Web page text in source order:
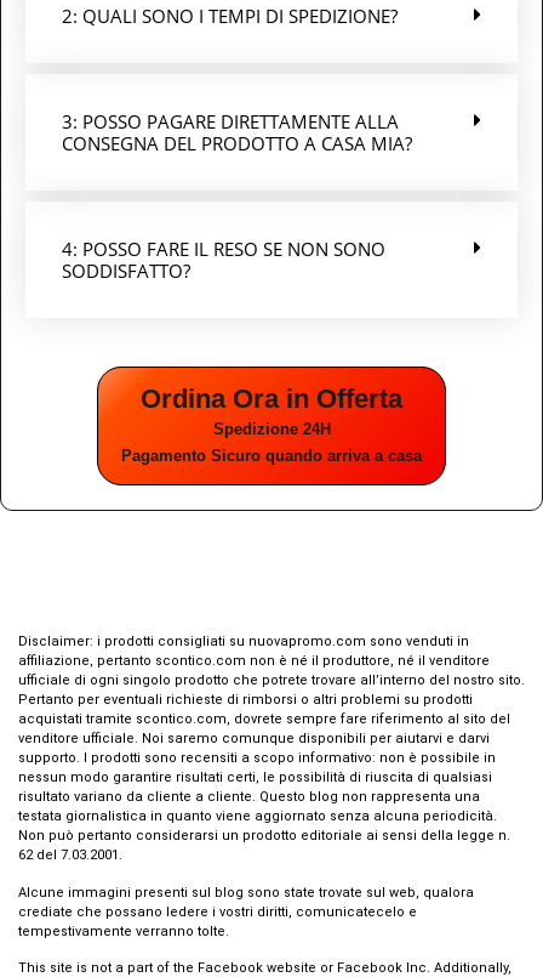
2: QUALI SONO I TEMPI DI SPEDIZIONE?
3: POSSO PAGARE DIRETTAMENTE ALLA
CONSEGNA DEL PRODOTTO A CASA MIA?
4: POSSO FARE IL RESO SE NON SONO
SODDISFATTO?
Ordina Ora in Offerta
Spedizione 24H
Pagamento Sicuro quando arriva a casa
Disclaimer: i prodotti consigliati su nuovapromo.com sono venduti in
affiliazione, pertanto scontico.com non è né il produttore, né il venditore
ufficiale di ogni singolo prodotto che potrete trovare all’interno del nostro sito.
Pertanto per eventuali richieste di rimborsi o altri problemi su prodotti
acquistati tramite scontico.com, dovrete sempre fare riferimento al sito del
venditore ufficiale. Noi saremo comunque disponibili per aiutarvi e darvi
supporto. I prodotti sono recensiti a scopo informativo: non è possibile in
nessun modo garantire risultati certi, le possibilità di riuscita di qualsiasi
risultato variano da cliente a cliente. Questo blog non rappresenta una
testata giornalistica in quanto viene aggiornato senza alcuna periodicità.
Non può pertanto considerarsi un prodotto editoriale ai sensi della legge n.
62 del 7.03.2001.
Alcune immagini presenti sul blog sono state trovate sul web, qualora
crediate che possano ledere i vostri diritti, comunicatecelo e
tempestivamente verranno tolte.
This site is not a part of the Facebook website or Facebook Inc. Additionally,